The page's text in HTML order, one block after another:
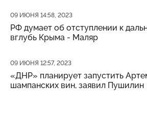
Дата публикации
09 ИЮНЯ 14:58, 2023
РФ думает об отступлении к
вглубь Крыма - Маляр
Дата публикации
09 ИЮНЯ 12:57, 2023
«ДНР» планирует запустить
шампанских вин, заявил Пушилин